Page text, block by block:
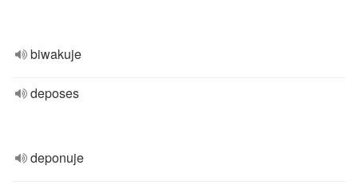
biwakuje
deposes
deponuje